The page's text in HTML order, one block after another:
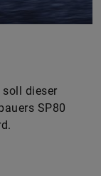
dieser
SP80